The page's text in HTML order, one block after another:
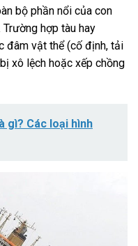
bộ phần nổi của con
hợp tàu hay
đâm vật thể (cố định, tải
xô lệch hoặc xếp chồng
gì? Các loại hình